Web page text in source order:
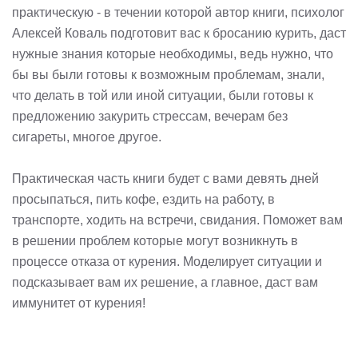
практическую - в течении которой автор книги, психолог
Алексей Коваль подготовит вас к бросанию курить, даст
нужные знания которые необходимы, ведь нужно, что
бы вы были готовы к возможным проблемам, знали,
что делать в той или иной ситуации, были готовы к
предложению закурить стрессам, вечерам без
сигареты, многое другое.
Практическая часть книги будет с вами девять дней
просыпаться, пить кофе, ездить на работу, в
транспорте, ходить на встречи, свидания. Поможет вам
в решении проблем которые могут возникнуть в
процессе отказа от курения. Моделирует ситуации и
подсказывает вам их решение, а главное, даст вам
иммунитет от курения!